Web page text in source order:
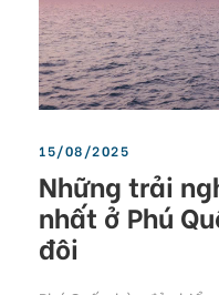
15/08/2025
Những trải
nhất ở Phú
đôi